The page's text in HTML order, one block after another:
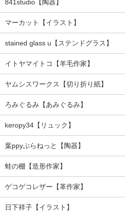
841studio【陶器】
マーカット【イラスト】
stained glass u【ステンドグラス】
イトヤマイトコ【羊毛作家】
ヤムシスワークス【切り折り紙】
ろみぐるみ【あみぐるみ】
keropy34【リュック】
葉ppyぷらねっと【陶器】
蛙の棚【造形作家】
ゲコゲコレザー【革作家】
日下祥子【イラスト】